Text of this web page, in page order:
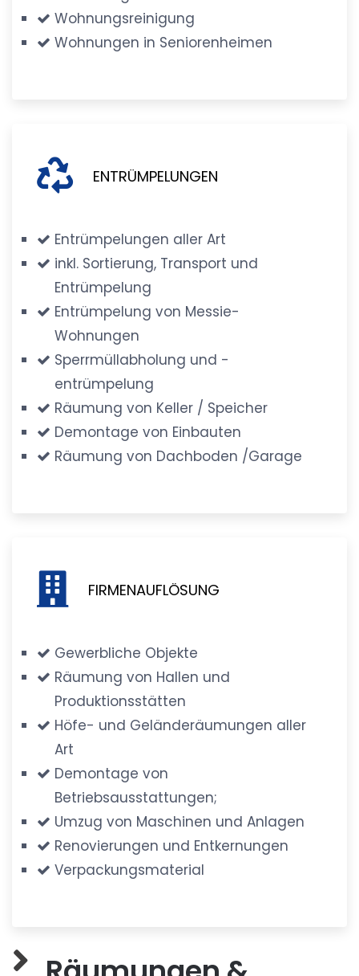
Wohnungsreinigung
Wohnungen in Seniorenheimen
ENTRÜMPELUNGEN
Entrümpelungen aller Art
inkl. Sortierung, Transport und
Entrümpelung
Entrümpelung von Messie-
Wohnungen
Sperrmüllabholung und -
entrümpelung
Räumung von Keller / Speicher
Demontage von Einbauten
Räumung von Dachboden /Garage
FIRMENAUFLÖSUNG
Gewerbliche Objekte
Räumung von Hallen und
Produktionsstätten
Höfe- und Geländeräumungen aller
Art
Demontage von
Betriebsausstattungen;
Umzug von Maschinen und Anlagen
Renovierungen und Entkernungen
Verpackungsmaterial